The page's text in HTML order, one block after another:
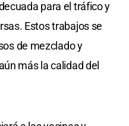
para el tráfico y
Estos trabajos se
de mezclado y
más la calidad del